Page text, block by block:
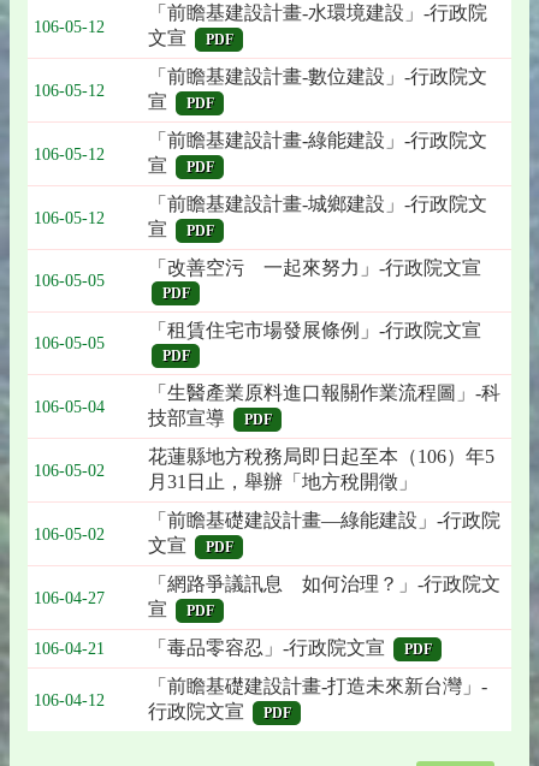
106-05-12
「前瞻基建設計畫-水環境建設」-行政院
文宣
PDF
106-05-12
「前瞻基建設計畫-數位建設」-行政院文
宣
PDF
106-05-12
「前瞻基建設計畫-綠能建設」-行政院文
宣
PDF
106-05-12
「前瞻基建設計畫-城鄉建設」-行政院文
宣
PDF
106-05-05
「改善空污 一起來努力」-行政院文宣
PDF
106-05-05
「租賃住宅市場發展條例」-行政院文宣
PDF
106-05-04
「生醫產業原料進口報關作業流程圖」-科
技部宣導
PDF
106-05-02
花蓮縣地方稅務局即日起至本（106）年5
月31日止，舉辦「地方稅開徵」
106-05-02
「前瞻基礎建設計畫—綠能建設」-行政院
文宣
PDF
106-04-27
「網路爭議訊息 如何治理？」-行政院文
宣
PDF
106-04-21 「毒品零容忍」-行政院文宣 PDF
106-04-12
「前瞻基礎建設計畫-打造未來新台灣」-
行政院文宣
PDF